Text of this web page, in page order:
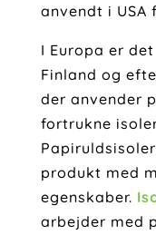
anvendt i USA
I Europa er
Finland og
der anvender
fortrukne
produkt med
egenskaber.
arbejder med